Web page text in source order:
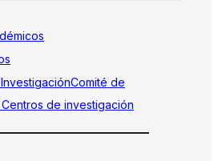
Comité de
Centros de investigación